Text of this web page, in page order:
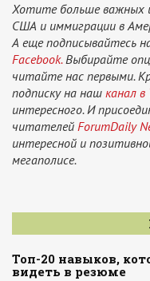
Хотите больше важных
США и иммиграции в
А еще подписывайтесь
Facebook.Выбирайте
читайте нас первыми.
подписку на наш канал в
интересного. И
читателей ForumDaily
интересной и
мегаполисе.
Топ-20 навыков,
видеть в резюме